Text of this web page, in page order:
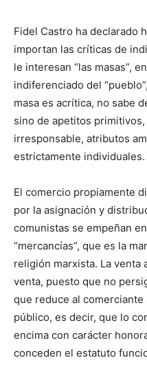
Fidel Castro ha declarado
importan las críticas de
le interesan “las masas”,
indiferenciado del
masa es acrítica, no sabe
sino de apetitos
irresponsable, atributos
estrictamente individuales.
El comercio propiamente
por la asignación y
comunistas se empeñan
“mercancías”, que es la
religión marxista. La venta
venta, puesto que no
que reduce al
público, es decir, que lo
encima con carácter
conceden el estatuto